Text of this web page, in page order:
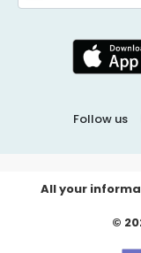
Follow us
All your
©